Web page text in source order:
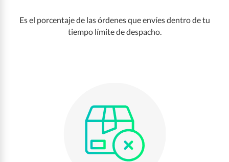
Es el porcentaje de las órdenes que envíes dentro de tu
tiempo límite de despacho.